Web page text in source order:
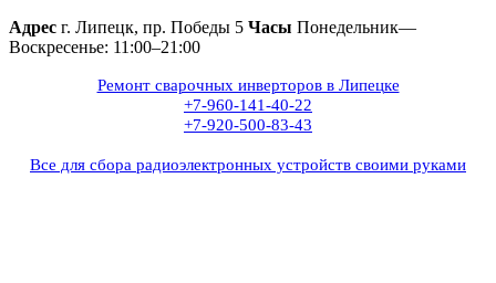
Адрес г. Липецк, пр. Победы 5 Часы Понедельник—
Воскресенье: 11:00–21:00
Ремонт сварочных инверторов в Липецке
+7-960-141-40-22
+7-920-500-83-43
Все для сбора радиоэлектронных устройств своими руками